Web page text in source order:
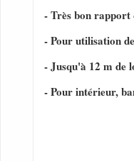
- Très bon
- Pour utilisation
- Jusqu'à 12 m de
- Pour intérieur,